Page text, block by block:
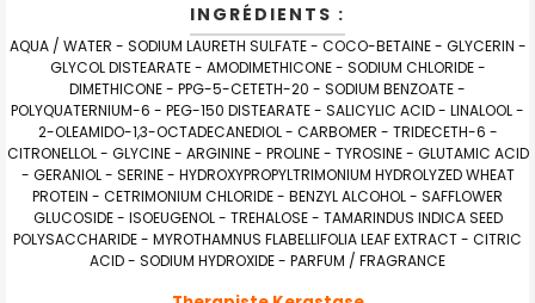
INGRÉDIENTS :
AQUA / WATER - SODIUM LAURETH SULFATE - COCO-BETAINE - GLYCERIN -
GLYCOL DISTEARATE - AMODIMETHICONE - SODIUM CHLORIDE -
DIMETHICONE - PPG-5-CETETH-20 - SODIUM BENZOATE -
POLYQUATERNIUM-6 - PEG-150 DISTEARATE - SALICYLIC ACID - LINALOOL -
2-OLEAMIDO-1,3-OCTADECANEDIOL - CARBOMER - TRIDECETH-6 -
CITRONELLOL - GLYCINE - ARGININE - PROLINE - TYROSINE - GLUTAMIC ACID
- GERANIOL - SERINE - HYDROXYPROPYLTRIMONIUM HYDROLYZED WHEAT
PROTEIN - CETRIMONIUM CHLORIDE - BENZYL ALCOHOL - SAFFLOWER
GLUCOSIDE - ISOEUGENOL - TREHALOSE - TAMARINDUS INDICA SEED
POLYSACCHARIDE - MYROTHAMNUS FLABELLIFOLIA LEAF EXTRACT - CITRIC
ACID - SODIUM HYDROXIDE - PARFUM / FRAGRANCE